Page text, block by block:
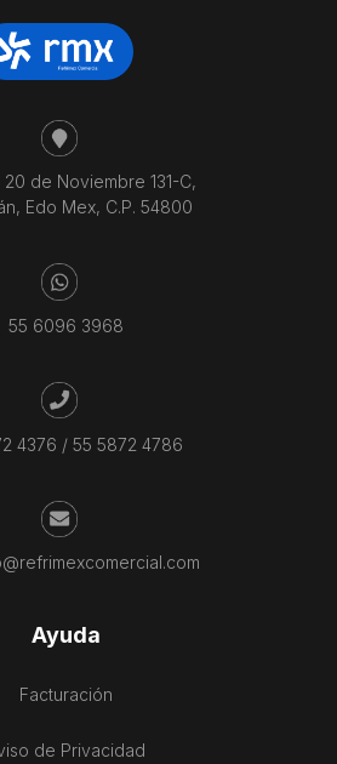
20 de Noviembre 131-C,
Edo Mex, C.P. 54800
55 6096 3968
4376 / 55 5872 4786
Ayuda
Facturación
de Privacidad